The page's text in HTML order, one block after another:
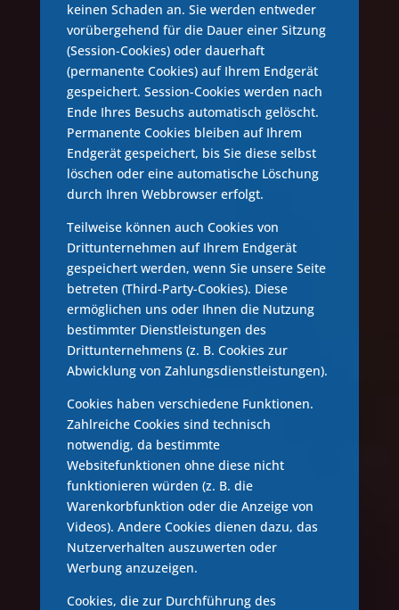
keinen Schaden an. Sie werden entweder
vorübergehend für die Dauer einer Sitzung
(Session-Cookies) oder dauerhaft
(permanente Cookies) auf Ihrem Endgerät
gespeichert. Session-Cookies werden nach
Ende Ihres Besuchs automatisch gelöscht.
Permanente Cookies bleiben auf Ihrem
Endgerät gespeichert, bis Sie diese selbst
löschen oder eine automatische Löschung
durch Ihren Webbrowser erfolgt.
Teilweise können auch Cookies von
Drittunternehmen auf Ihrem Endgerät
gespeichert werden, wenn Sie unsere Seite
betreten (Third-Party-Cookies). Diese
ermöglichen uns oder Ihnen die Nutzung
bestimmter Dienstleistungen des
Drittunternehmens (z. B. Cookies zur
Abwicklung von Zahlungsdienstleistungen).
Cookies haben verschiedene Funktionen.
Zahlreiche Cookies sind technisch
notwendig, da bestimmte
Websitefunktionen ohne diese nicht
funktionieren würden (z. B. die
Warenkorbfunktion oder die Anzeige von
Videos). Andere Cookies dienen dazu, das
Nutzerverhalten auszuwerten oder
Werbung anzuzeigen.
Cookies, die zur Durchführung des